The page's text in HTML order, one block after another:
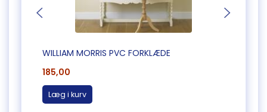
WILLIAM MORRIS PVC FORKLÆDE
185,00
Læg i kurv